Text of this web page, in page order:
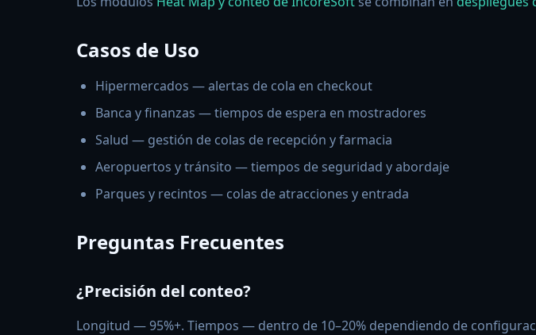
Casos de Uso
Hipermercados — alertas de cola en checkout
Banca y finanzas — tiempos de espera en mostradores
Salud — gestión de colas de recepción y farmacia
Aeropuertos y tránsito — tiempos de seguridad y abordaje
Parques y recintos — colas de atracciones y entrada
Preguntas Frecuentes
¿Precisión del conteo?
Longitud — 95%+. Tiempos — dentro de 10–20% dependiendo de